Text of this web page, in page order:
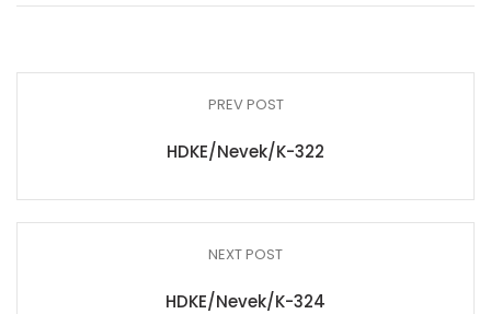
PREV POST
HDKE/Nevek/K-322
NEXT POST
HDKE/Nevek/K-324